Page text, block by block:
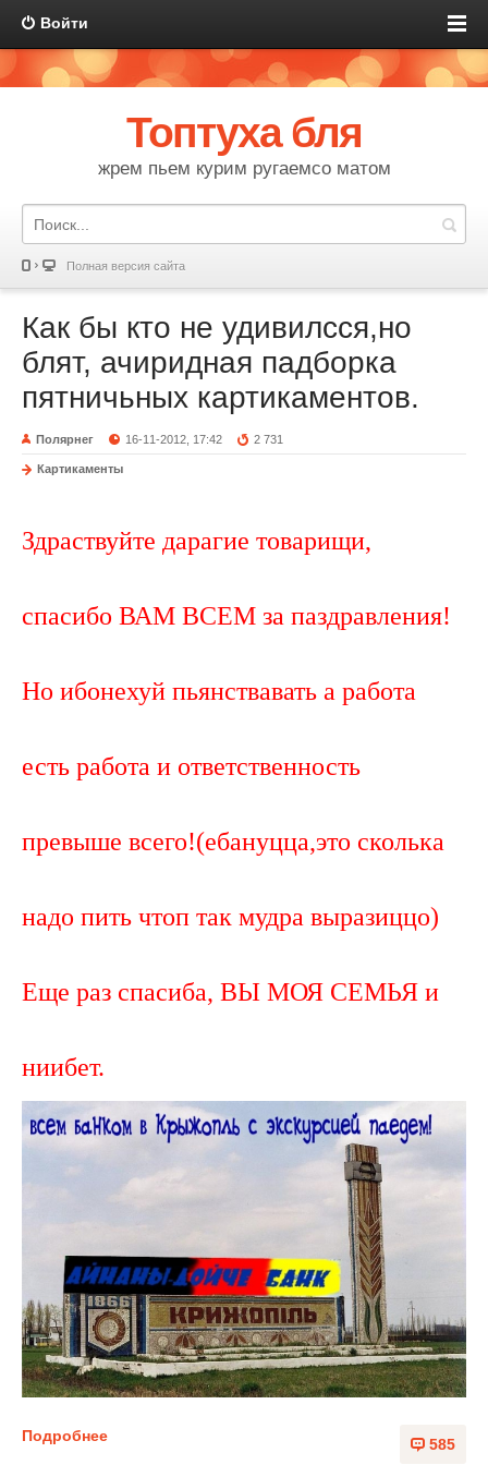
Войти
Топтуха бля
жрем пьем курим ругаемсо матом
Полная версия сайта
Как бы кто не удивилсся,но
блят, ачиридная падборка
пятничьных картикаментов.
Полярнег 16-11-2012, 17:42 2 731
Картикаменты
Здраствуйте дарагие товарищи,
спасибо ВАМ ВСЕМ за паздравления!
Но ибонехуй пьянствавать а работа
есть работа и ответственность
превыше всего!(ебануцца,это сколька
надо пить чтоп так мудра выразиццо)
Еще раз спасиба, ВЫ МОЯ СЕМЬЯ и
ниибет.
585
Подробнее